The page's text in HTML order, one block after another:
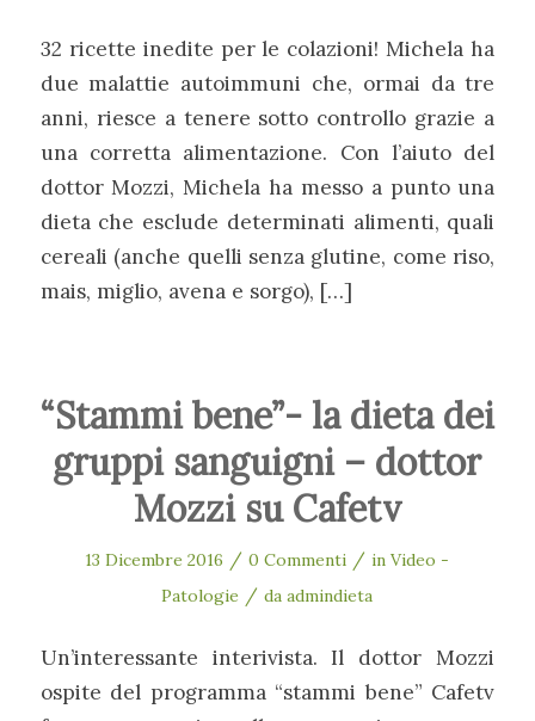
32 ricette inedite per le colazioni! Michela ha
due malattie autoimmuni che, ormai da tre
anni, riesce a tenere sotto controllo grazie a
una corretta alimentazione. Con l’aiuto del
dottor Mozzi, Michela ha messo a punto una
dieta che esclude determinati alimenti, quali
cereali (anche quelli senza glutine, come riso,
mais, miglio, avena e sorgo), […]
“Stammi bene”- la dieta dei
gruppi sanguigni – dottor
Mozzi su Cafetv
13 Dicembre 2016 / 0 Commenti / inVideo -
Patologie / daadmindieta
Un’interessante interivista. Il dottor Mozzi
ospite del programma “stammi bene” Cafetv